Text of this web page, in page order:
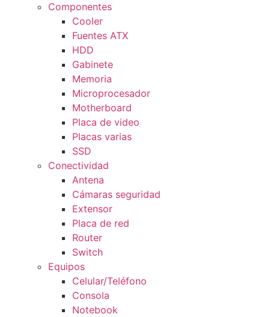
Componentes
Cooler
Fuentes ATX
HDD
Gabinete
Memoria
Microprocesador
Motherboard
Placa de video
Placas varias
SSD
Conectividad
Antena
Cámaras seguridad
Extensor
Placa de red
Router
Switch
Equipos
Celular/Teléfono
Consola
Notebook